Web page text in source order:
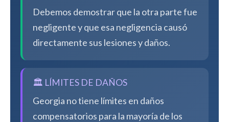
Debemos demostrar que la otra parte fue
negligente y que esa negligencia causó
directamente sus lesiones y daños.
🏛️ LÍMITES DE DAÑOS
Georgia no tiene límites en daños
compensatorios para la mayoría de los